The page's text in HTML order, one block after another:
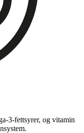
3-fettsyrer, og vitamin